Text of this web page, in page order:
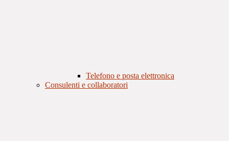
Telefono e posta elettronica
Consulenti e collaboratori